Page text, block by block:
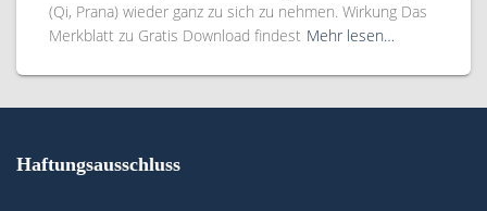
(Qi, Prana) wieder ganz zu sich zu nehmen. Wirkung Das
Merkblatt zu Gratis Download findest Mehr lesen…
Haftungsausschluss